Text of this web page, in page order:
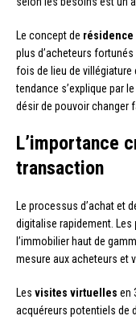
Le concept de résidence
plus d’acheteurs
fois de lieu de villégiature
tendance s’explique par
désir de pouvoir changer
L’importance
transaction
Le processus d’achat et
digitalise rapidement. Les
l’immobilier haut de
mesure aux acheteurs et
Les visites virtuelles en
acquéreurs potentiels de